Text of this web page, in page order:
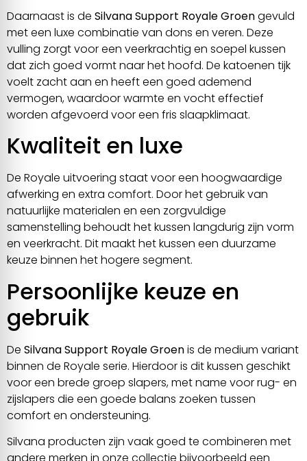
Daarnaast is de Silvana Support Royale Groengevuld
met een luxe combinatie van dons en veren. Deze
vulling zorgt voor een veerkrachtig en soepel kussen
dat zich goed vormt naar het hoofd. De katoenen tijk
voelt zacht aan en heeft een goed ademend
vermogen, waardoor warmte en vocht effectief
worden afgevoerd voor een fris slaapklimaat.
Kwaliteit en luxe
De Royale uitvoering staat voor een hoogwaardige
afwerking en extra comfort. Door het gebruik van
natuurlijke materialen en een zorgvuldige
samenstelling behoudt het kussen langdurig zijn vorm
en veerkracht. Dit maakt het kussen een duurzame
keuze binnen het hogere segment.
Persoonlijke keuze en
gebruik
De Silvana Support Royale Groenis de medium variant
binnen de Royale serie. Hierdoor is dit kussen geschikt
voor een brede groep slapers, met name voor rug- en
zijslapers die een goede balans zoeken tussen
comfort en ondersteuning.
Silvana producten zijn vaak goed te combineren met